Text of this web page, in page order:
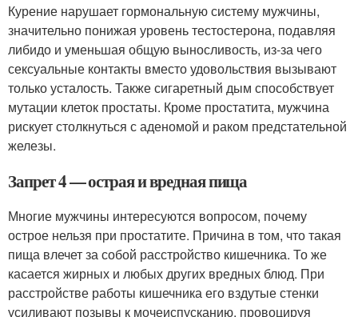
Курение нарушает гормональную систему мужчины,
значительно понижая уровень тестостерона, подавляя
либидо и уменьшая общую выносливость, из-за чего
сексуальные контакты вместо удовольствия вызывают
только усталость. Также сигаретный дым способствует
мутации клеток простаты. Кроме простатита, мужчина
рискует столкнуться с аденомой и раком предстательной
железы.
Запрет 4 — острая и вредная пища
Многие мужчины интересуются вопросом, почему
острое нельзя при простатите. Причина в том, что такая
пища влечет за собой расстройство кишечника. То же
касается жирных и любых других вредных блюд. При
расстройстве работы кишечника его вздутые стенки
усиливают позывы к мочеиспусканию, провоцируя